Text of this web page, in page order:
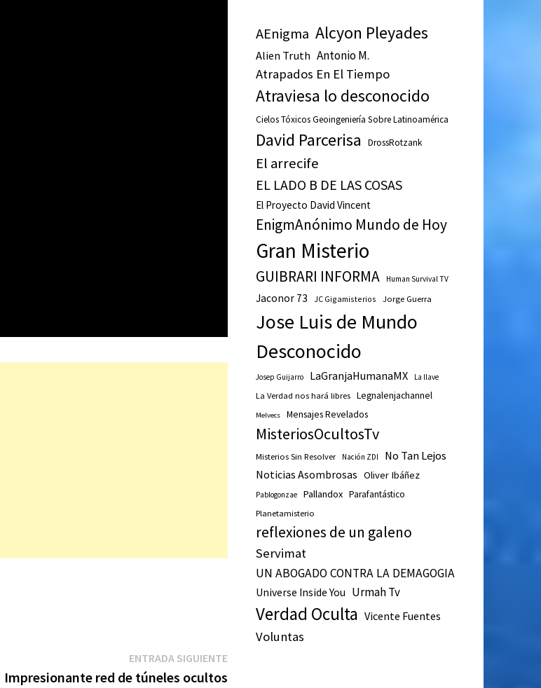
ENTRADA SIGUIENTEEntrada
siguiente:
Impresionante red de túneles ocultos
AEnigma Alcyon Pleyades
Alien Truth Antonio M.
Atrapados En El Tiempo
Atraviesa lo desconocido
Cielos Tóxicos Geoingeniería Sobre Latinoamérica
David Parcerisa DrossRotzank
El arrecife
EL LADO B DE LAS COSAS
El Proyecto David Vincent
EnigmAnónimo Mundo de Hoy
Gran Misterio
GUIBRARI INFORMA Human Survival TV
Jaconor 73 JC Gigamisterios Jorge Guerra
Jose Luis de Mundo
Desconocido
Josep Guijarro LaGranjaHumanaMX La llave
La Verdad nos hará libres Legnalenjachannel
Melvecs Mensajes Revelados
MisteriosOcultosTv
Misterios Sin Resolver Nación ZDI No Tan Lejos
Noticias Asombrosas Oliver Ibáñez
Pablogonzae Pallandox Parafantástico
Planetamisterio
reflexiones de un galeno
Servimat
UN ABOGADO CONTRA LA DEMAGOGIA
Universe Inside You Urmah Tv
Verdad Oculta Vicente Fuentes
Voluntas